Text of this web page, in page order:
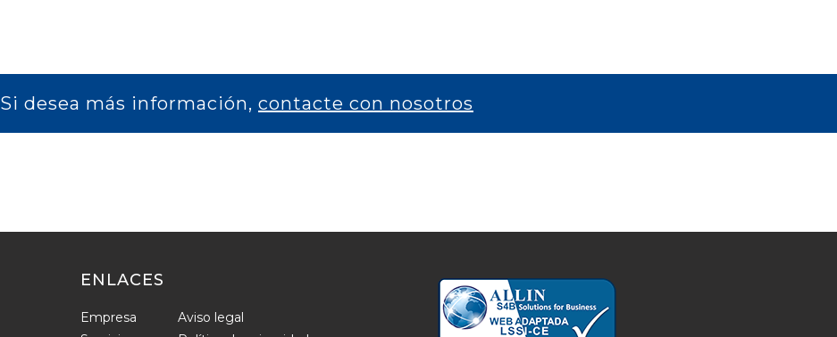
Si desea más información, contacte con nosotros
ENLACES
Empresa
Aviso legal